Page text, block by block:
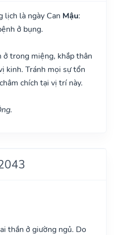
là ngày Can Mậu:
ở bụng.
ở trong miệng, khắp thân
kinh. Tránh mọi sự tổn
chích tại vị trí này.
thần ở giường ngủ. Do